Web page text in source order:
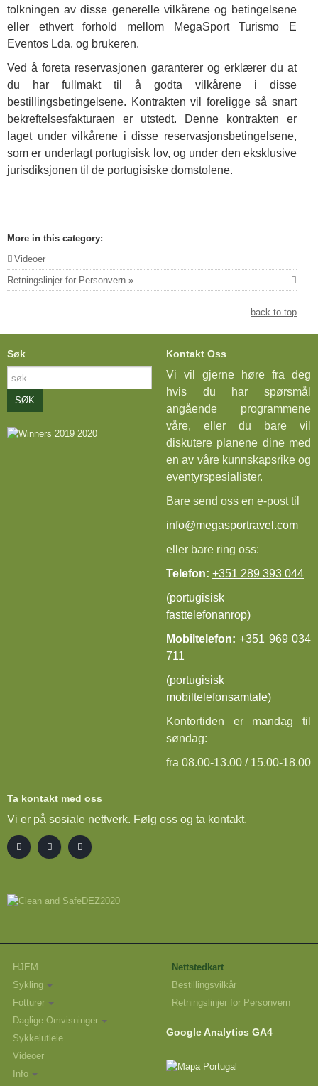
tolkningen av disse generelle vilkårene og betingelsene
eller ethvert forhold mellom MegaSport Turismo E
Eventos Lda. og brukeren.
Ved å foreta reservasjonen garanterer og erklærer du at
du har fullmakt til å godta vilkårene i disse
bestillingsbetingelsene. Kontrakten vil foreligge så snart
bekreftelsesfakturaen er utstedt. Denne kontrakten er
laget under vilkårene i disse reservasjonsbetingelsene,
som er underlagt portugisisk lov, og under den eksklusive
jurisdiksjonen til de portugisiske domstolene.
More in this category:
Videoer
Retningslinjer for Personvern »
back to top
Søk
…
SØK
Kontakt Oss
Vi vil gjerne høre fra deg
hvis du har spørsmål
angående programmene
våre, eller du bare vil
diskutere planene dine med
en av våre kunnskapsrike og
eventyrspesialister.
Bare send oss en e-post til
info@megasportravel.com
eller bare ring oss:
Telefon: +351 289 393 044
(portugisisk
fasttelefonanrop)
Mobiltelefon: +351 969 034
711
(portugisisk
mobiltelefonsamtale)
Kontortiden er mandag til
søndag:
fra 08.00-13.00 / 15.00-18.00
Ta kontakt med oss
Vi er på sosiale nettverk. Følg oss og ta kontakt.
HJEM
Sykling
Fotturer
Daglige Omvisninger
Sykkelutleie
Videoer
Info
Nettstedkart
Bestillingsvilkår
Retningslinjer for Personvern
Google Analytics GA4